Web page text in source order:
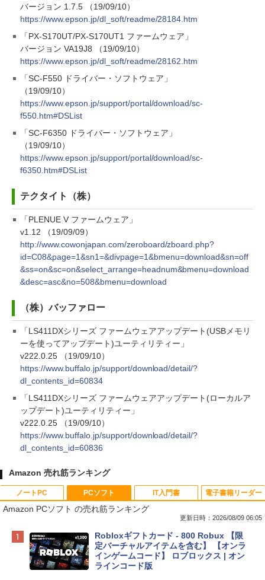
バージョン 1.7.5 （19/09/10）
https://www.epson.jp/dl_soft/readme/28184.htm
「PX-S170UT/PX-S170UT1 ファームウェア」
バージョン VA19J8 （19/09/10）
https://www.epson.jp/dl_soft/readme/28162.htm
「SC-F550 ドライバー・ソフトウェア」
（19/09/10）
https://www.epson.jp/support/portal/download/sc-
f550.htm#DSList
「SC-F6350 ドライバー・ソフトウェア」
（19/09/10）
https://www.epson.jp/support/portal/download/sc-
f6350.htm#DSList
テクタイト（株）
「PLENUE V ファームウェア」
v1.12 （19/09/09）
http://www.cowonjapan.com/zeroboard/zboard.php?
id=C08&page=1&sn1=&divpage=1&bmenu=download&sn=off
&ss=on&sc=on&select_arrange=headnum&bmenu=download
&desc=asc&no=508&bmenu=download
（株）バッファロー
「LS411DXシリーズ ファームウェアアップデート(USBメモリ
ーを使ってアップデート)ユーティリティー」
v222.0.25 （19/09/10）
https://www.buffalo.jp/support/download/detail/?
dl_contents_id=60834
「LS411DXシリーズ ファームウェアアップデート(ローカルア
ップデート)ユーティリティー」
v222.0.25 （19/09/10）
https://www.buffalo.jp/support/download/detail/?
dl_contents_id=60836
Amazon 売れ筋ランキング
ノートPC
Apple 2026 MacBook Neo A18 Proチッ
プ搭載13インチノートブック：AIとAppl
e Intelligenceのために設計、Liquid Ret
inaディスプレイ、8GBユニファイドメモ
PCソフト
Amazon PCソフト の売れ筋ランキング
更新日時：2026/08/09 06:05
Robloxギフトカード - 800 Robux 【限
定バーチャルアイテムを含む】 【オンラ
インゲームコード】 ロブロックス | オン
ラインコード版
IT入門書 電子書籍リーダー